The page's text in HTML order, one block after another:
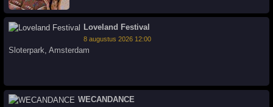
Loveland Festival
8 augustus 2026 12:00
Sloterpark ,Amsterdam
WECANDANCE